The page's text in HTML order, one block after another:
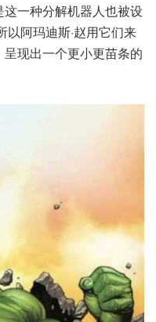
一种分解机器人也被设
以阿玛迪斯·赵用它们来
现出一个更小更苗条的